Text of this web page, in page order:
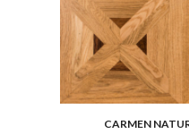
CARMEN